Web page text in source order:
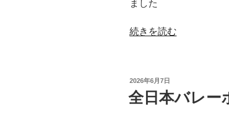
ました
“ス
vitality
カ
続きを読む
投
稿
日:
2026年6月7日
全日本バレー